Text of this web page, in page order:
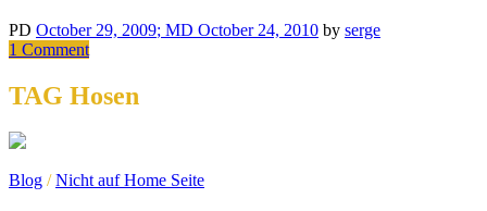
PD October 29, 2009; MD October 24, 2010 by serge
1 Commenton
Parking
TAG Hosen
Blog /Nicht auf Home Seite